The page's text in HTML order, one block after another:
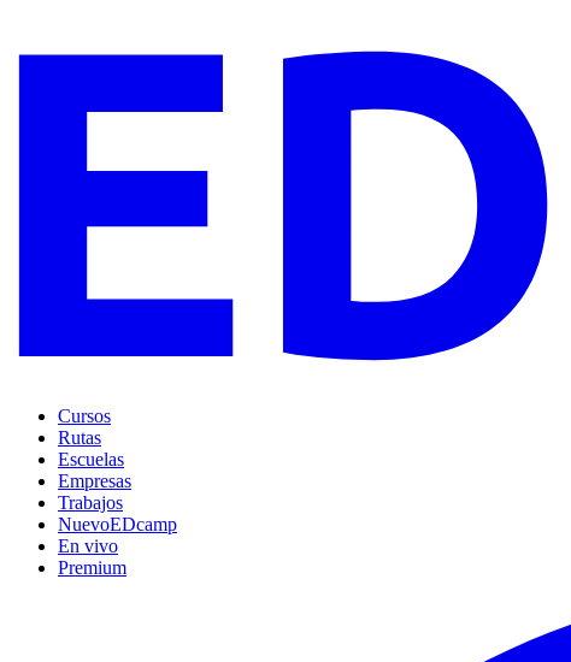
Cursos
Rutas
Escuelas
Empresas
Trabajos
NuevoEDcamp
En vivo
Premium